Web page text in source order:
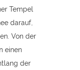
Tempel
darauf,
Von der
einen
der